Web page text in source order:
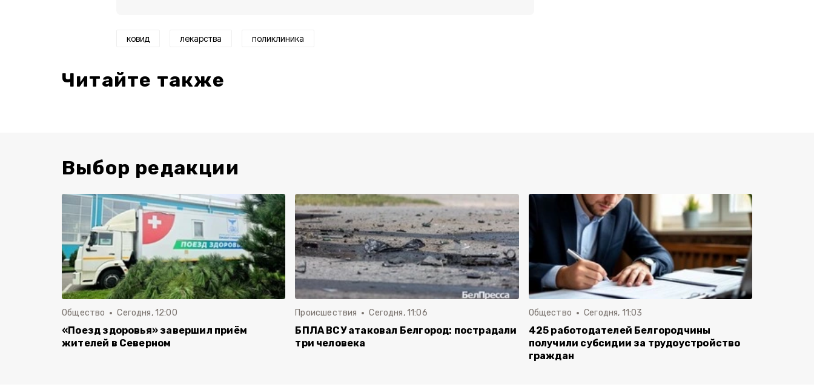
ковид лекарства поликлиника
Читайте также
Выбор редакции
Общество Сегодня, 12:00
«Поезд здоровья» завершил приём
жителей в Северном
Происшествия Сегодня, 11:06
БПЛА ВСУ атаковал Белгород: пострадали
три человека
Общество Сегодня, 11:03
425 работодателей Белгородчины
получили субсидии за трудоустройство
граждан